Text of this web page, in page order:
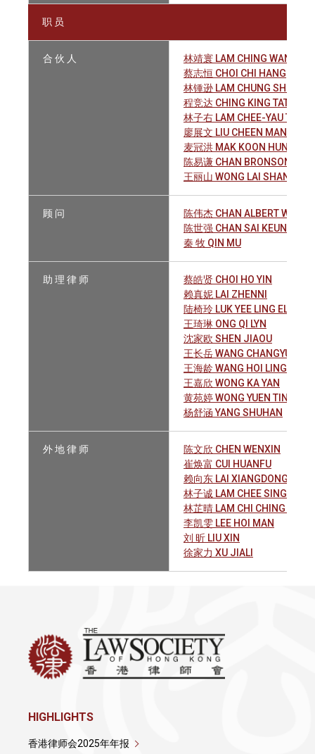
职 员
合 伙 人
林靖寰 LAM CHING WAN,
蔡志恒 CHOI CHI HANG
林锺逊 LAM CHUNG SHUN,
程竞达 CHING KING TAT
林子右 LAM CHEE-YAU
廖展文 LIU CHEEN MAN
麦冠洪 MAK KOON HUNG
陈易谦 CHAN BRONSON YIK
王丽山 WONG LAI SHAN, EVA
顾 问
陈伟杰 CHAN ALBERT WAI-
陈世强 CHAN SAI KEUNG,
秦 牧 QIN MU
助 理 律 师
蔡皓贤 CHOI HO YIN
赖真妮 LAI ZHENNI
陆椅玲 LUK YEE LING ELAINE
王琦琳 ONG QI LYN
沈家欧 SHEN JIAOU
王长岳 WANG CHANGYUE
王海龄 WANG HOI LING
王嘉欣 WONG KA YAN
黄苑婷 WONG YUEN TING
杨舒涵 YANG SHUHAN
外 地 律 师
陈文欣 CHEN WENXIN
崔焕富 CUI HUANFU
赖向东 LAI XIANGDONG
林子诚 LAM CHEE SING
林芷晴 LAM CHI CHING
李凯雯 LEE HOI MAN
刘 昕 LIU XIN
徐家力 XU JIALI
HIGHLIGHTS
香港律师会2025年年报